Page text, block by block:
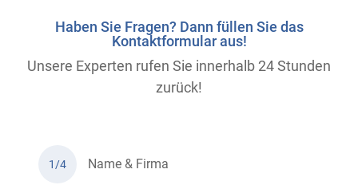
Haben Sie Fragen? Dann füllen Sie das
Kontaktformular aus!
Unsere Experten rufen Sie innerhalb 24 Stunden
zurück!
1/4 Name & Firma